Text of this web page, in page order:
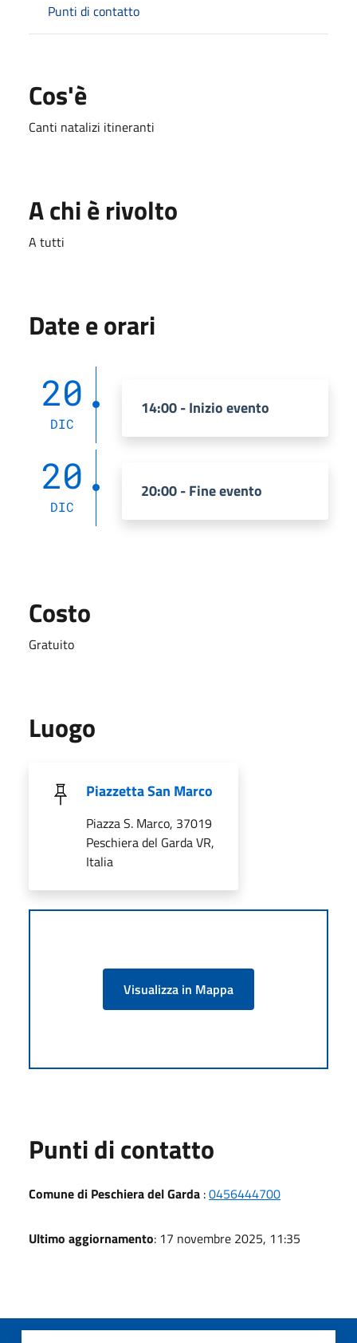
Punti di contatto
Cos'è
Canti natalizi itineranti
A chi è rivolto
A tutti
Date e orari
20
DIC
14:00 - Inizio evento
20
DIC
20:00 - Fine evento
Costo
Gratuito
Luogo
Piazzetta San Marco
Piazza S. Marco, 37019
Peschiera del Garda VR,
Italia
Visualizza in Mappa
Punti di contatto
Comune di Peschiera del Garda :0456444700
Ultimo aggiornamento: 17 novembre 2025, 11:35